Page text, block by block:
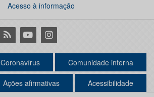
Acesso à informação
RSS YoutubeInstagram
Coronavírus Comunidade interna
Ações afirmativas Acessibilidade